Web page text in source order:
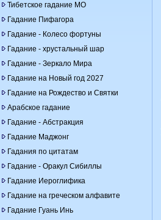
Тибетское гадание МО
Гадание Пифагора
Гадание - Колесо фортуны
Гадание - хрустальный шар
Гадание - Зеркало Мира
Гадание на Новый год 2027
Гадание на Рождество и Святки
Арабское гадание
Гадание - Абстракция
Гадание Маджонг
Гадания по цитатам
Гадание - Оракул Сибиллы
Гадание Иероглифика
Гадание на греческом алфавите
Гадание Гуань Инь